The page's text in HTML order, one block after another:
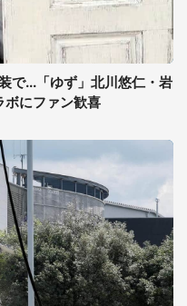
で...「ゆず」北川悠仁・岩
にファン歓喜